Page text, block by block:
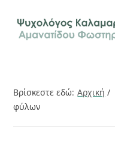
primary
footer
menu
Ψυχολόγος
στην
ειδικός
στη
Βρίσκεστε εδώ: Αρχική /
φύλων